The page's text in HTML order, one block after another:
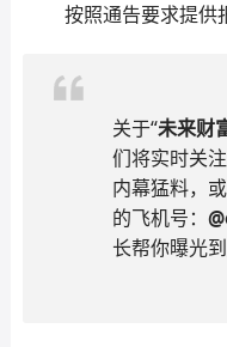
按照通告要求提供
关于“未来财
们将实时关
内幕猛料，
的飞机号：
长帮你曝光到